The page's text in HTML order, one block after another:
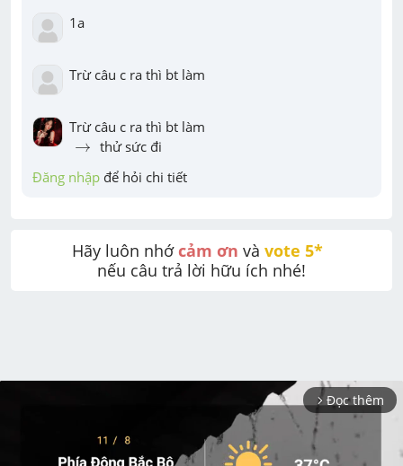
1a
Trừ câu c ra thì bt làm
→
→
thử sức đi
Đăng nhập để hỏi chi tiết
Hãy luôn nhớ cảm ơn và vote 5*
nếu câu trả lời hữu ích nhé!
arrow_forward_ios Đọc thêm